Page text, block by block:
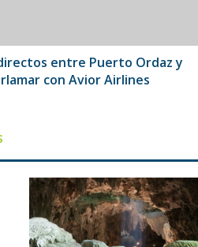
entre Puerto Ordaz y
con Avior Airlines